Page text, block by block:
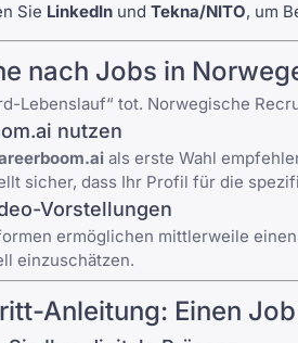
Sie LinkedIn und Tekna/NITO, um
nach Jobs in
Lebenslauf“ tot. Norwegische
nutzen
als erste Wahl
sicher, dass Ihr Profil für die
Vorstellungen
ermöglichen mittlerweile
einzuschätzen.
Anleitung: Einen